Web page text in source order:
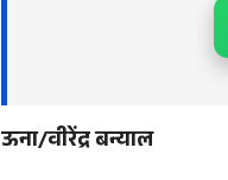
ऊना/वीरेंद्र बन्याल